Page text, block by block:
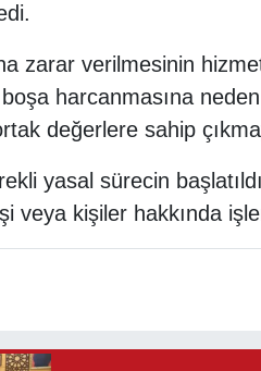
zarar verilmesinin
boşa harcanmasına
değerlere sahip
yasal sürecin
veya kişiler hakkında